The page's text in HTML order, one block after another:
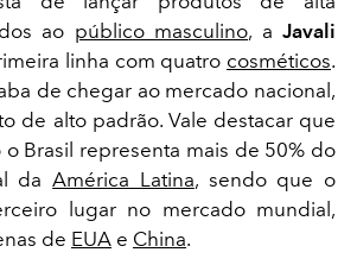
ao público masculino, a Javali
linha com quatro cosméticos.
de chegar ao mercado nacional,
de alto padrão. Vale destacar que
Brasil representa mais de 50% do
daAmérica Latina, sendo que o
lugar no mercado mundial,
de EUA e China.